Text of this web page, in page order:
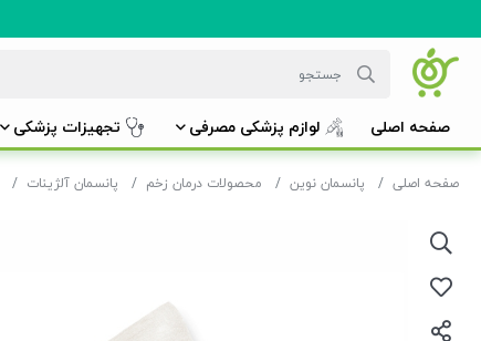
صفحه اصلی لوازم پزشکی مصرفی تجهیزات پزشکی
صفحه اصلی پانسمان نوین محصولات درمان زخم پانسمان آلژینات